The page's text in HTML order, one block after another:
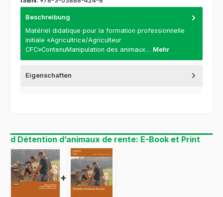
Beschreibung
Matériel didatique pour la formation professionnelle
initiale «Agricultrice/Agriculteur
CFC»ContenuManipulation des animaux… Mehr
Eigenschaften
d Détention d’animaux de rente: E-Book et Print
+